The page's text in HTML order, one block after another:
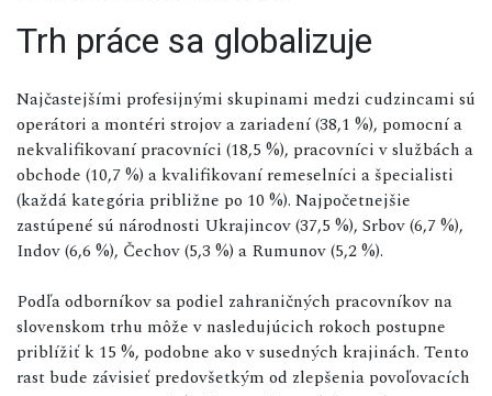
Trh práce sa globalizuje
Najčastejšími profesijnými skupinami medzi cudzincami sú
operátori a montéri strojov a zariadení (38,1 %), pomocní a
nekvalifikovaní pracovníci (18,5 %), pracovníci v službách a
obchode (10,7 %) a kvalifikovaní remeselníci a špecialisti
(každá kategória približne po 10 %). Najpočetnejšie
zastúpené sú národnosti Ukrajincov (37,5 %), Srbov (6,7 %),
Indov (6,6 %), Čechov (5,3 %) a Rumunov (5,2 %).
Podľa odborníkov sa podiel zahraničných pracovníkov na
slovenskom trhu môže v nasledujúcich rokoch postupne
priblížiť k 15 %, podobne ako v susedných krajinách. Tento
rast bude závisieť predovšetkým od zlepšenia povoľovacích